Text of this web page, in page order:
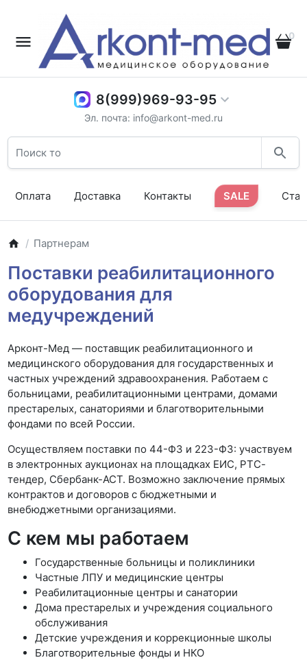
0
8(999)969-93-95
Эл. почта: info@arkont-med.ru
Оплата Доставка Контакты SALE
Партнерам
Поставки реабилитационного
оборудования для
медучреждений
Арконт-Мед — поставщик реабилитационного и
медицинского оборудования для государственных и
частных учреждений здравоохранения. Работаем с
больницами, реабилитационными центрами, домами
престарелых, санаториями и благотворительными
фондами по всей России.
Осуществляем поставки по 44-ФЗ и 223-ФЗ: участвуем
в электронных аукционах на площадках ЕИС, РТС-
тендер, Сбербанк-АСТ. Возможно заключение прямых
контрактов и договоров с бюджетными и
внебюджетными организациями.
С кем мы работаем
Государственные больницы и поликлиники
Частные ЛПУ и медицинские центры
Реабилитационные центры и санатории
Дома престарелых и учреждения социального
обслуживания
Детские учреждения и коррекционные школы
Благотворительные фонды и НКО